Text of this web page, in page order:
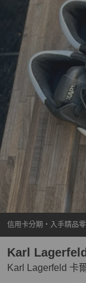
信用卡分期・入手精品
Karl Lagerfeld 卡
Karl Lagerfeld